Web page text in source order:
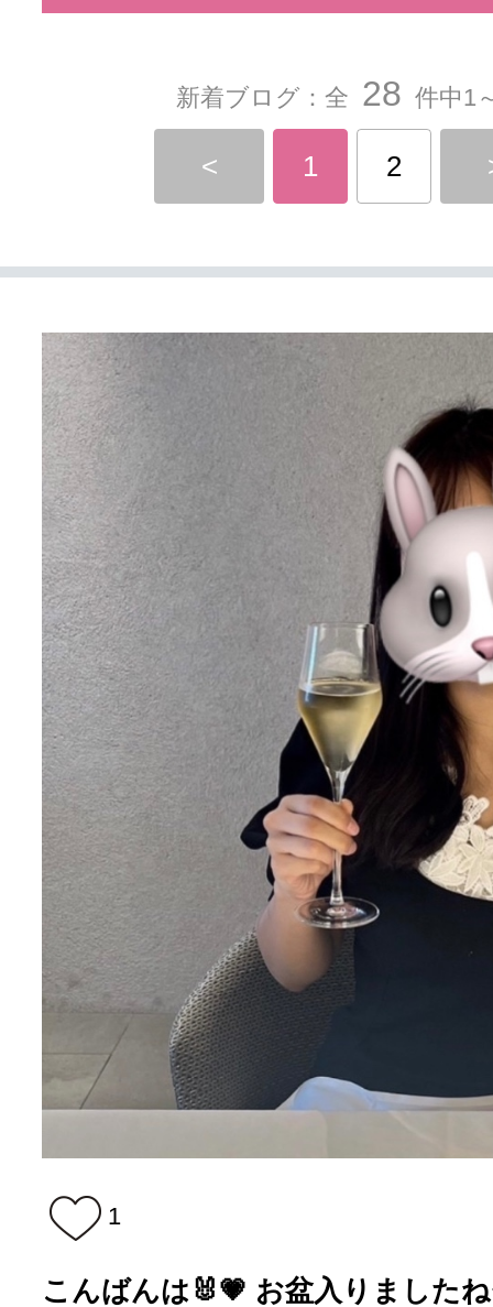
新着ブログ：全 28 件中1
< 1 2
1
こんばんは🐰💗 お盆入りました